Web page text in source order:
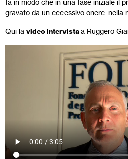
gravato da un eccessivo onere nella
Qui la video intervistaa Ruggero